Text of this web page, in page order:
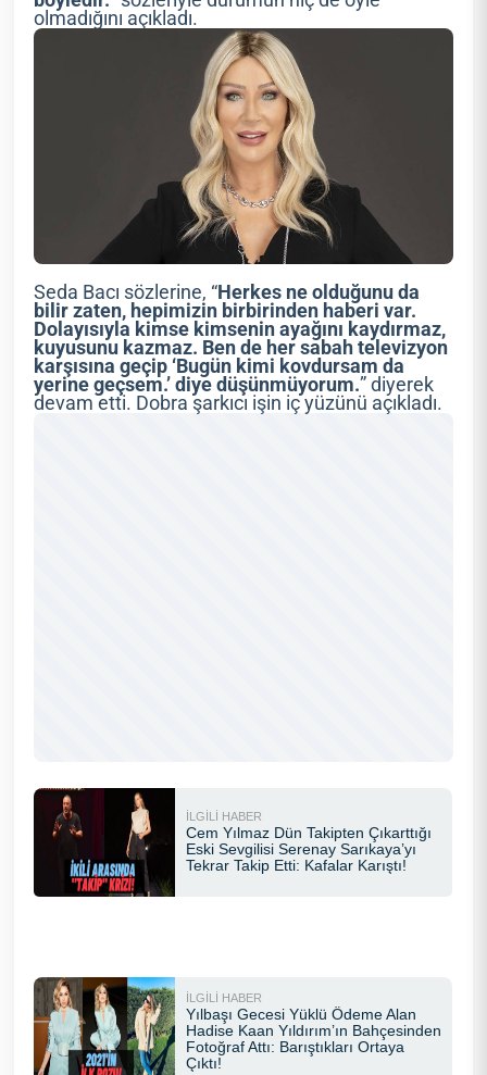
olmadığını açıkladı.
Seda Bacı sözlerine, “Herkes ne olduğunu da
bilir zaten, hepimizin birbirinden haberi var.
Dolayısıyla kimse kimsenin ayağını kaydırmaz,
kuyusunu kazmaz. Ben de her sabah televizyon
karşısına geçip ‘Bugün kimi kovdursam da
yerine geçsem.’ diye düşünmüyorum.” diyerek
devam etti. Dobra şarkıcı işin iç yüzünü açıkladı.